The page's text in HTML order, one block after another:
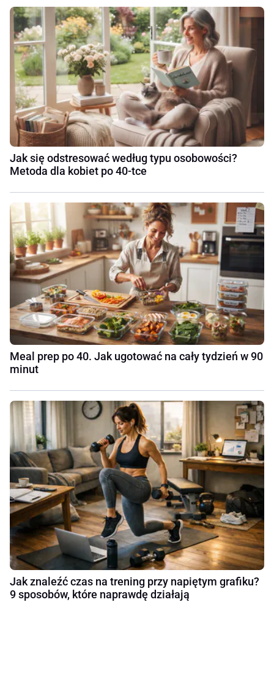
Jak się odstresować według typu osobowości?
Metoda dla kobiet po 40-tce
Meal prep po 40. Jak ugotować na cały tydzień w 90
minut
Jak znaleźć czas na trening przy napiętym grafiku?
9 sposobów, które naprawdę działają